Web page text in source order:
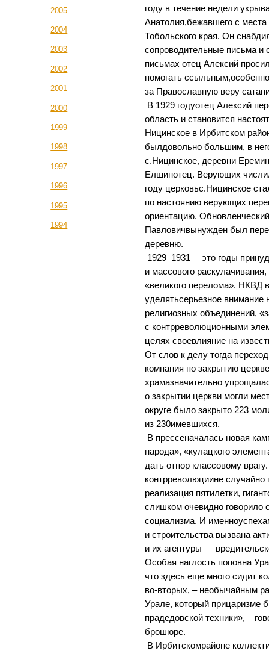
2005
2004
2003
2002
2001
2000
1999
1998
1997
1996
1995
1994
году в течение недели
Анатолия,бежавшего с места
Тобольского края. Он
сопроводительные письма и
письмах отец Алексий
помогать
за Православную веру
В 1929 годуотец Алексий
область и становится
Ницинское в Ирбитском
былдовольно большим, в
с.Ницинское, деревни
Елшинотец. Верующих
году церковьс.Ницинское
по настоянию верующих
ориентацию.
Павловичвынужден был
деревню.
1929–1931— это годы
и массового
«великого перелома». НКВД
уделятьсерьезное внимание
религиозных объединений,
с контрреволюционными
целях своевлияние на
От слов к делу тогда
компания по закрытию
храмазначительно
о закрытии церкви могли
округе было закрыто 223
из 230имевшихся.
В прессеначалась новая
народа», «кулацкого
дать отпор классовому
контрреволюциине
реализация пятилетки,
слишком очевидно говорило
социализма. И
и строительства вызвана
и их агентуры —
Особая наглость поповна
что здесь еще много сидит
во-вторых, – необычайным
Урале, который прицаризме
прадедовской техники», –
брошюре.
В Ирбитскомрайоне